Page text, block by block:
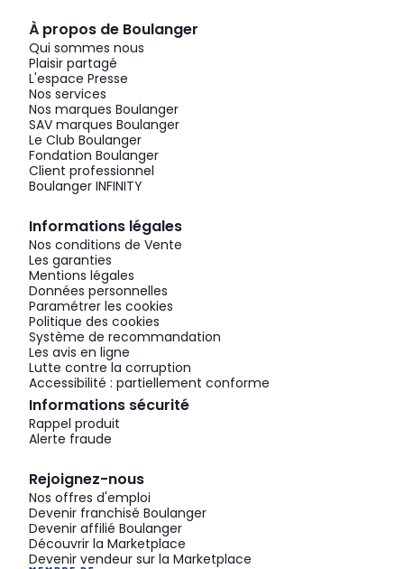
À propos de Boulanger
Qui sommes nous
Plaisir partagé
L'espace Presse
Nos services
Nos marques Boulanger
SAV marques Boulanger
Le Club Boulanger
Fondation Boulanger
Client professionnel
Boulanger INFINITY
Informations légales
Nos conditions de Vente
Les garanties
Mentions légales
Données personnelles
Paramétrer les cookies
Politique des cookies
Système de recommandation
Les avis en ligne
Lutte contre la corruption
Accessibilité : partiellement conforme
Informations sécurité
Rappel produit
Alerte fraude
Rejoignez-nous
Nos offres d'emploi
Devenir franchisé Boulanger
Devenir affilié Boulanger
Découvrir la Marketplace
Devenir vendeur sur la Marketplace